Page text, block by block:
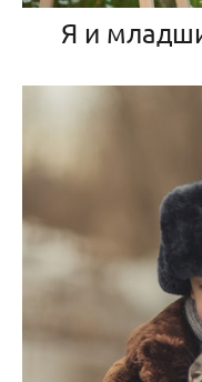
Я и